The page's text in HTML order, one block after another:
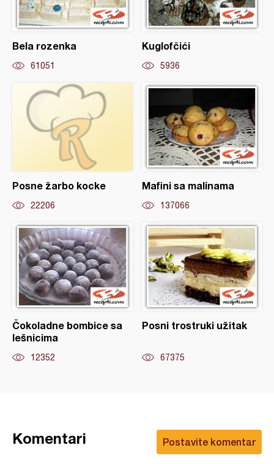
Bela rozenka
61051
Kuglofčići
5936
Posne žarbo kocke
22206
Mafini sa malinama
137066
Čokoladne bombice sa
lešnicima
12352
Posni trostruki užitak
67375
Postavite komentar
Komentari